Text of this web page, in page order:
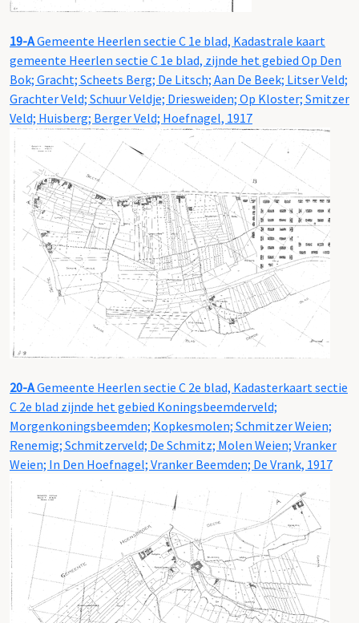
19-AGemeente Heerlen sectie C 1e blad, Kadastrale kaart
gemeente Heerlen sectie C 1e blad, zijnde het gebied Op Den
Bok; Gracht; Scheets Berg; De Litsch; Aan De Beek; Litser Veld;
Grachter Veld; Schuur Veldje; Driesweiden; Op Kloster; Smitzer
Veld; Huisberg; Berger Veld; Hoefnagel, 1917
20-AGemeente Heerlen sectie C 2e blad, Kadasterkaart sectie
C 2e blad zijnde het gebied Koningsbeemderveld;
Morgenkoningsbeemden; Kopkesmolen; Schmitzer Weien;
Renemig; Schmitzerveld; De Schmitz; Molen Weien; Vranker
Weien; In Den Hoefnagel; Vranker Beemden; De Vrank, 1917